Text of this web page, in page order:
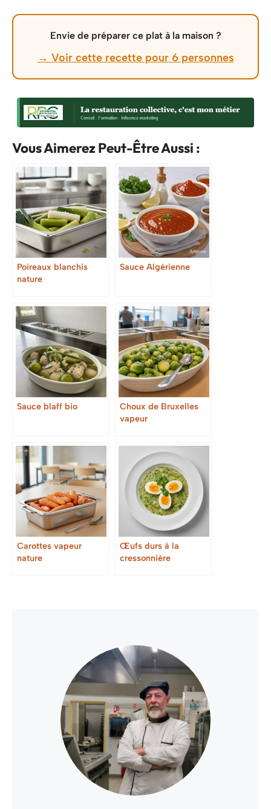
Envie de préparer ce plat à la maison ?
→ Voir cette recette pour 6 personnes
Vous Aimerez Peut-Être Aussi :
Poireaux blanchis
nature
Sauce Algérienne
Sauce blaff bio
Choux de Bruxelles
vapeur
Carottes vapeur
nature
Œufs durs à la
cressonnière